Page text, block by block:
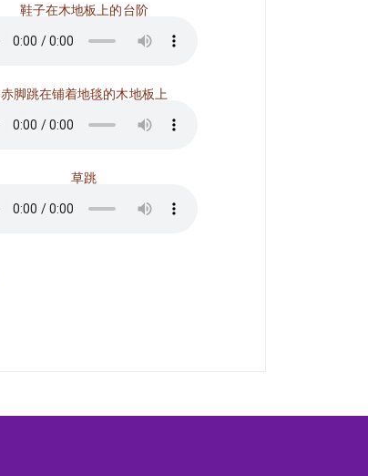
鞋子在木地板上的台阶
赤脚跳在铺着地毯的木地板上
草跳